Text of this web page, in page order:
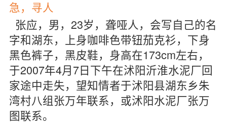
急，寻人
张应，男，23岁，聋哑人，会写自己的名
字和湖东，上身咖啡色带钮茄克衫，下身
黑色裤子，黑皮鞋，身高在173cm左右，
于2007年4月7日下午在沭阳沂淮水泥厂回
家途中走失，望知情者于沭阳县湖东乡朱
湾村八组张万年联系，或沭阳水泥厂张万
图联系。